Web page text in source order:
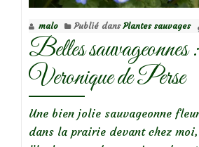
malo Publié dansPlantes sauvages
Belles sauvageonnes :
Veronique de Perse
Une bien jolie sauvageonne
dans la prairie devant chez